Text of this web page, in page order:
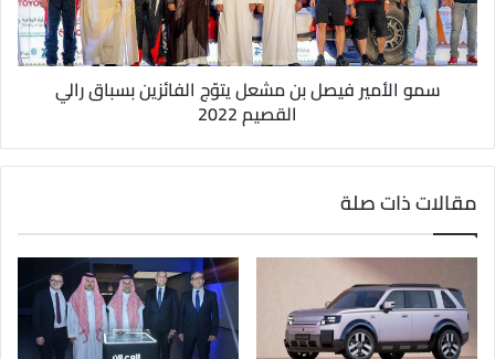
سمو الأمير فيصل بن مشعل يتوّج الفائزين بسباق رالي
القصيم 2022
مقالات ذات صلة